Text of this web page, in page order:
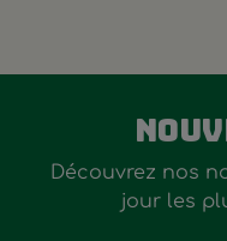
Découvrez nos
jour les